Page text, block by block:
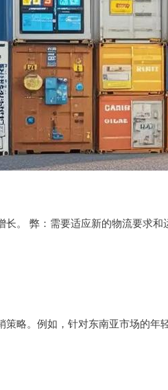
。 弊：需要适应新的物流要求
略。例如，针对东南亚市场的年